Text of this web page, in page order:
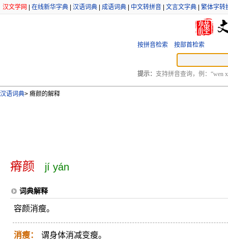
汉文学网 在线新华字典 汉语词典 成语词典 中文转拼音 文言文字典 繁体字转
按拼音检索 按部首检索
提示： 支持拼音查询，例：“wen
汉语词典> 瘠颜的解释
瘠颜 jí yán
词典解释
容颜消瘦。
消瘦： 谓身体消减变瘦。